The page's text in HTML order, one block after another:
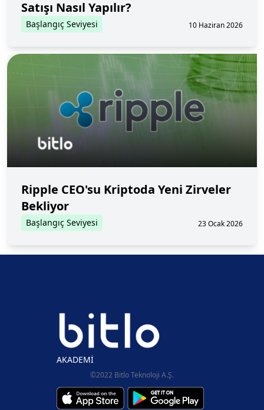
Satışı Nasıl Yapılır?
Başlangıç Seviyesi 10 Haziran 2026
Ripple CEO'su Kriptoda Yeni Zirveler
Bekliyor
Başlangıç Seviyesi 23 Ocak 2026
AKADEMİ
©2022 Bitlo Teknoloji A.Ş.